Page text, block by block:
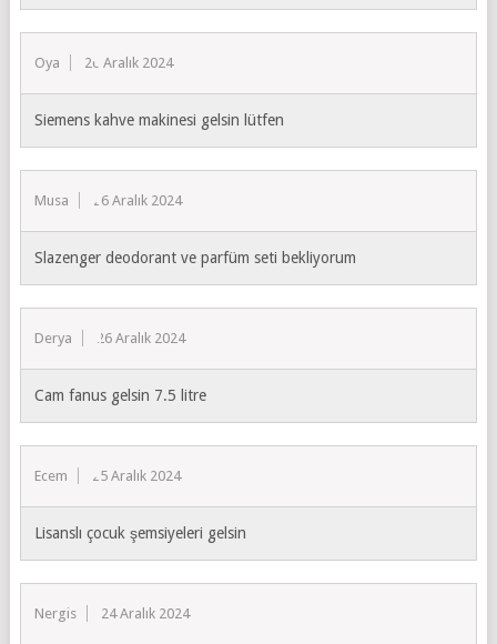
Oya 26 Aralık 2024
Siemens kahve makinesi gelsin lütfen
Musa 26 Aralık 2024
Slazenger deodorant ve parfüm seti bekliyorum
Derya 26 Aralık 2024
Cam fanus gelsin 7.5 litre
Ecem 25 Aralık 2024
Lisanslı çocuk şemsiyeleri gelsin
Nergis 24 Aralık 2024